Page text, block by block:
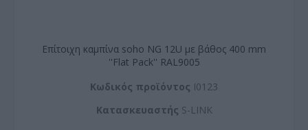
Επίτοιχη καμπίνα soho NG 12U με βάθος 400 mm
''Flat Pack'' RAL9005
Kωδικός προϊόντος I0123
Kατασκευαστής S-LINK